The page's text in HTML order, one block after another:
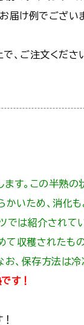
届け例でござい
、ご注文くださ
す。この半熟の
かいため、消化
では紹介され
収穫されたも
お、保存方法は
す！